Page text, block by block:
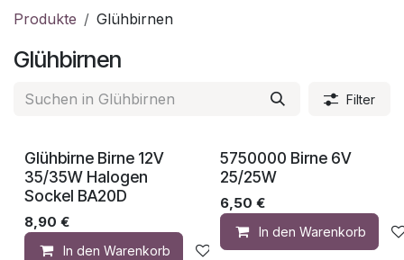
Produkte Glühbirnen
Glühbirnen
Filter
Glühbirne Birne 12V
35/35W Halogen
Sockel BA20D
8,90 €
In den Warenkorb Auf die Wunschliste
5750000 Birne 6V
25/25W
6,50 €
In den Warenkorb